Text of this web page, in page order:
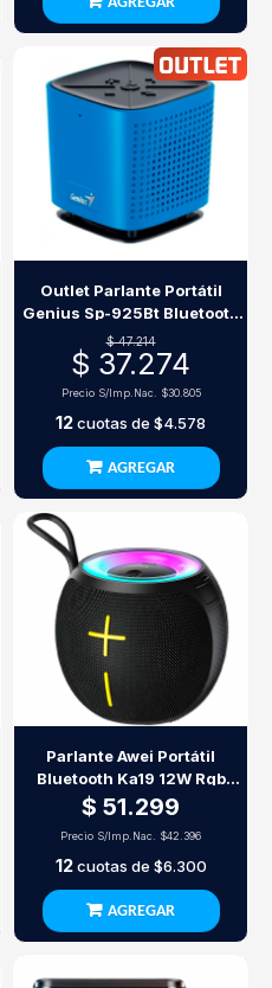
Outlet Parlante Portátil
Genius Sp-925Bt Bluetooth
10W Azul
$ 47.214
$ 37.274
Precio S/Imp.Nac. $30.805
12cuotas de $4.578
AGREGAR
Parlante Awei Portátil
Bluetooth Ka19 12W Rgb
Black
$ 51.299
Precio S/Imp.Nac. $42.396
12cuotas de $6.300
AGREGAR